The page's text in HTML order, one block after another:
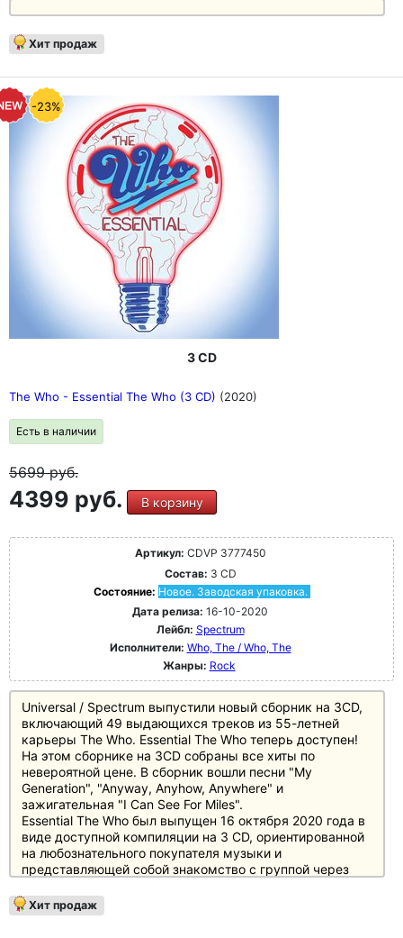
Хит продаж
-23%
3 CD
The Who - Essential The Who (3 CD) (2020)
Есть в наличии
5699руб.
4399 руб. В корзину
Артикул: CDVP 3777450
Состав: 3 CD
Состояние: Новое. Заводская упаковка.
Дата релиза: 16-10-2020
Лейбл: Spectrum
Исполнители: Who, The / Who, The
Жанры: Rock
Universal / Spectrum выпустили новый сборник на 3CD,
включающий 49 выдающихся треков из 55-летней
карьеры The Who. Essential The Who теперь доступен!
На этом сборнике на 3CD собраны все хиты по
невероятной цене. В сборник вошли песни "My
Generation", "Anyway, Anyhow, Anywhere" и
зажигательная "I Can See For Miles".
Essential The Who был выпущен 16 октября 2020 года в
виде доступной компиляции на 3 CD, ориентированной
на любознательного покупателя музыки и
представляющей собой знакомство с группой через
Хит продаж